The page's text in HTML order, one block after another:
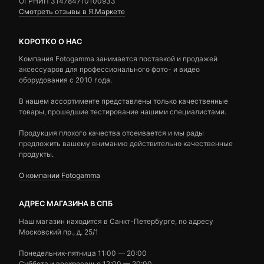
Смотреть отзывы в Я.Маркете
КОРОТКО О НАС
Компания Fotogamma занимается поставкой и продажей
аксессуаров для профессионального фото- и видео
оборудования с 2010 года.
В нашем ассортименте представлены только качественные
товары, прошедшие тестирование нашими специалистами.
Продукция плохого качества отсеивается и мы рады
предложить вашему вниманию действительно качественные
продукты.
О компании Fotogamma
АДРЕС МАГАЗИНА В СПБ
Наш магазин находится в Санкт-Петербурге, по адресу
Московский пр., д. 25/1
Понедельник-пятница 11:00 — 20:00